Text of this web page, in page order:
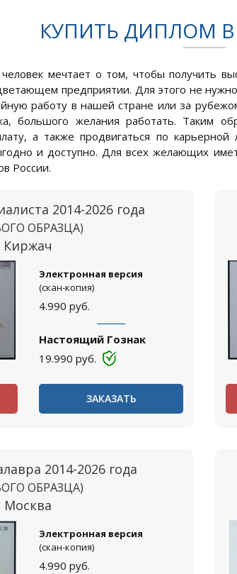
КУПИТЬ ДИПЛОМ В
мечтает о том, чтобы получить
предприятии. Для этого не
работу в нашей стране или за
большого желания работать. Таким
а также продвигаться по
и доступно. Для всех желающих
России.
2014-2026 года
ОБРАЗЦА)
Киржач
Электронная версия
(скан-копия)
4.990 руб.
Настоящий Гознак
19.990 руб.
ЗАКАЗАТЬ
2014-2026 года
ОБРАЗЦА)
Москва
Электронная версия
(скан-копия)
4.990 руб.